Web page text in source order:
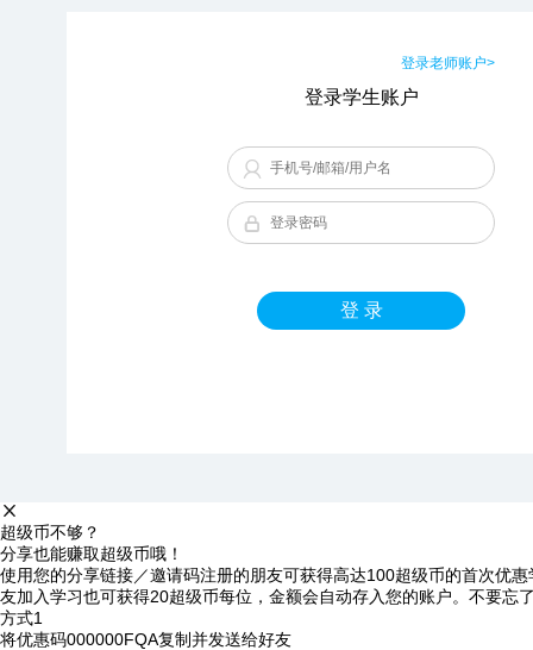
登录老师账户>
登录学生账户
登 录
超级币不够？
分享也能赚取超级币哦！
使用您的分享链接／邀请码注册的朋友可获得高达100超级币的首次优
友加入学习也可获得20超级币每位，金额会自动存入您的账户。不要忘
方式1
将优惠码000000FQA复制并发送给好友